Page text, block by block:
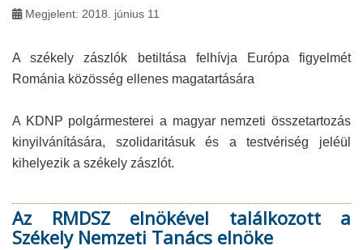
Megjelent: 2018. június 11
A székely zászlók betiltása felhívja Európa figyelmét
Románia közösség ellenes magatartására
A KDNP polgármesterei a magyar nemzeti összetartozás
kinyilvánítására, szolidaritásuk és a testvériség jeléül
kihelyezik a székely zászlót.
Az RMDSZ elnökével találkozott a
Székely Nemzeti Tanács elnöke